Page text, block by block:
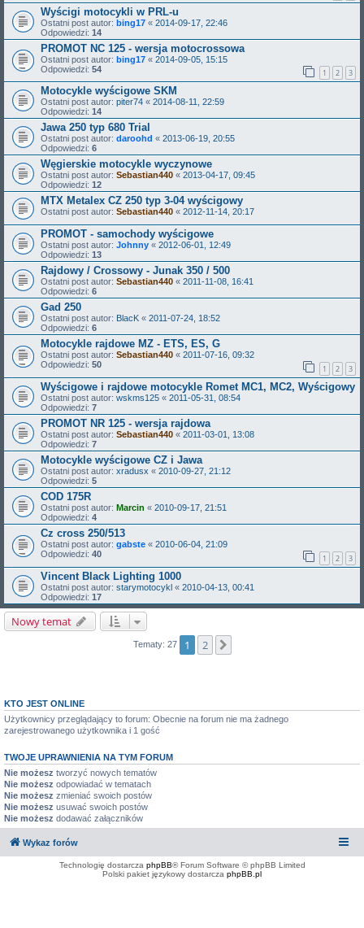
Wyścigi motocykli w PRL-u
Ostatni post autor: bing17 « 2014-09-17, 22:46
Odpowiedzi: 14
PROMOT NC 125 - wersja motocrossowa
Ostatni post autor: bing17 « 2014-09-05, 15:15
Odpowiedzi: 54 1 2 3
Motocykle wyścigowe SKM
Ostatni post autor: piter74 « 2014-08-11, 22:59
Odpowiedzi: 14
Jawa 250 typ 680 Trial
Ostatni post autor: daroohd « 2013-06-19, 20:55
Odpowiedzi: 6
Węgierskie motocykle wyczynowe
Ostatni post autor: Sebastian440 « 2013-04-17, 09:45
Odpowiedzi: 12
MTX Metalex CZ 250 typ 3-04 wyścigowy
Ostatni post autor: Sebastian440 « 2012-11-14, 20:17
PROMOT - samochody wyścigowe
Ostatni post autor: Johnny « 2012-06-01, 12:49
Odpowiedzi: 13
Rajdowy / Crossowy - Junak 350 / 500
Ostatni post autor: Sebastian440 « 2011-11-08, 16:41
Odpowiedzi: 6
Gad 250
Ostatni post autor: BlacK « 2011-07-24, 18:52
Odpowiedzi: 6
Motocykle rajdowe MZ - ETS, ES, G
Ostatni post autor: Sebastian440 « 2011-07-16, 09:32
Odpowiedzi: 50 1 2 3
Wyścigowe i rajdowe motocykle Romet MC1, MC2, Wyścigowy
Ostatni post autor: wskms125 « 2011-05-31, 08:54
Odpowiedzi: 7
PROMOT NR 125 - wersja rajdowa
Ostatni post autor: Sebastian440 « 2011-03-01, 13:08
Odpowiedzi: 7
Motocykle wyścigowe CZ i Jawa
Ostatni post autor: xradusx « 2010-09-27, 21:12
Odpowiedzi: 5
COD 175R
Ostatni post autor: Marcin « 2010-09-17, 21:51
Odpowiedzi: 4
Cz cross 250/513
Ostatni post autor: gabste « 2010-06-04, 21:09
Odpowiedzi: 40 1 2 3
Vincent Black Lighting 1000
Ostatni post autor: starymotocykl « 2010-04-13, 00:41
Odpowiedzi: 17
Nowy temat
Tematy: 27 1 2
KTO JEST ONLINE
Użytkownicy przeglądający to forum: Obecnie na forum nie ma żadnego
zarejestrowanego użytkownika i 1 gość
TWOJE UPRAWNIENIA NA TYM FORUM
Nie możesz tworzyć nowych tematów
Nie możesz odpowiadać w tematach
Nie możesz zmieniać swoich postów
Nie możesz usuwać swoich postów
Nie możesz dodawać załączników
Wykaz forów
Technologię dostarcza phpBB® Forum Software © phpBB Limited
Polski pakiet językowy dostarcza phpBB.pl